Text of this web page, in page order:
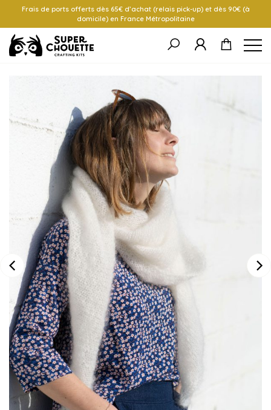
Frais de ports offerts dès 65€ d’achat (relais pick-up) et dès 90€ (à
domicile) en France Métropolitaine